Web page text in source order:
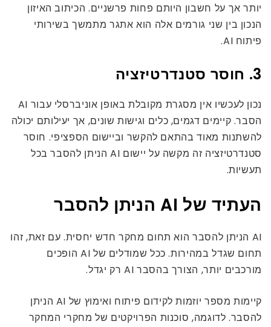
יותר אך על חשבון היותם פחות פרשניים. הכיתוב האיזון
הנכון בין שני גורמים אלה הוא אתגר מתמשך בשירותי
פיתוח AI.
3. חוסר סטנדרטיזציה
נכון לעכשיו אין מסגרת מקובלת באופן אוניברסלי עבור AI
הסבר. קיימים דגמים, כלים וגישות שונים, אך יעילותם יכולה
להשתנות מאוד בהתאם להקשר וביישום הספציפי. חוסר
סטנדרטיזציה זה מקשה על יישום AI הניתן להסבר בכל
תעשיות.
העתיד של AI הניתן להסבר
AI הניתן להסבר הוא תחום מחקר חדש יחסית. עם זאת, זהו
תחום שגדל במהירות. ככל שמודלים של AI הופכים
מורכבים יותר, הצורך בהסבר AI רק יגדל.
קיימות מספר יוזמות לקידום פיתוח ואימוץ של AI הניתן
להסבר. לדוגמה, סוכנות הפרויקטים של מחקרי המחקר